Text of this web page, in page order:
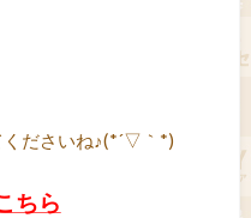
くださいね♪(*´▽｀*)
ちら